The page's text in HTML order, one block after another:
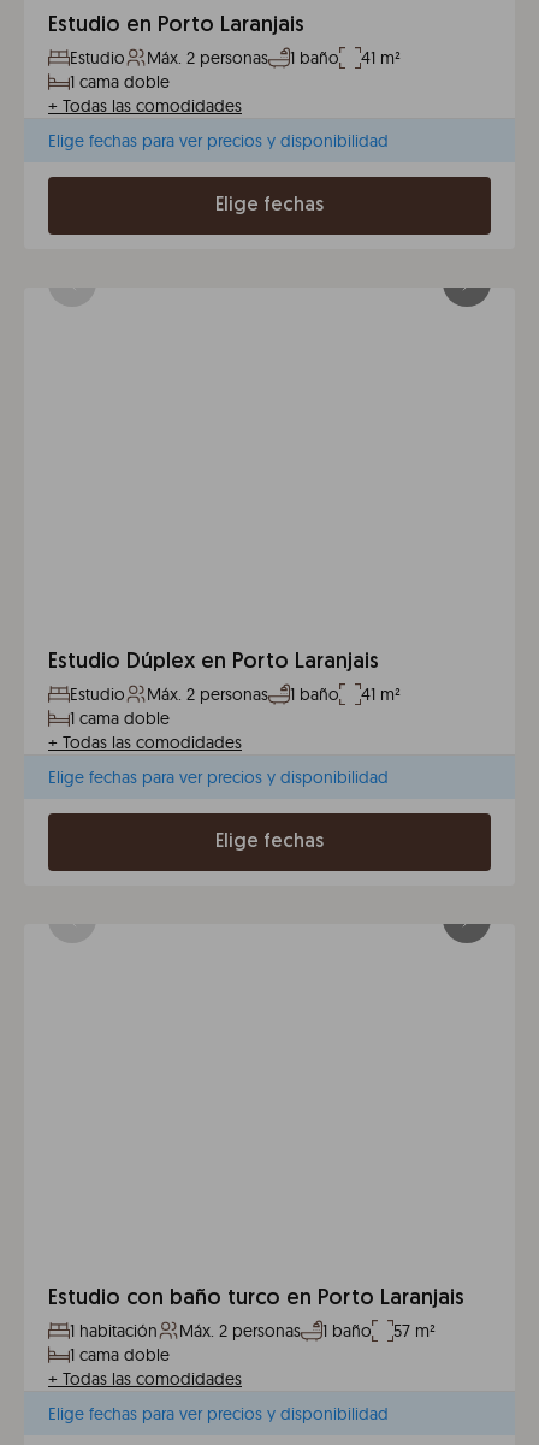
Estudio en Porto Laranjais
Estudio Máx. 2 personas 1 baño
41 m²
1 cama doble
+ Todas las comodidades
Elige fechas para ver precios y disponibilidad
Elige fechas
Estudio Dúplex en Porto Laranjais
Estudio Máx. 2 personas 1 baño
41 m²
1 cama doble
+ Todas las comodidades
Elige fechas para ver precios y disponibilidad
Elige fechas
Estudio con baño turco en Porto Laranjais
1 habitación Máx. 2 personas 1 baño
57 m²
1 cama doble
+ Todas las comodidades
Elige fechas para ver precios y disponibilidad